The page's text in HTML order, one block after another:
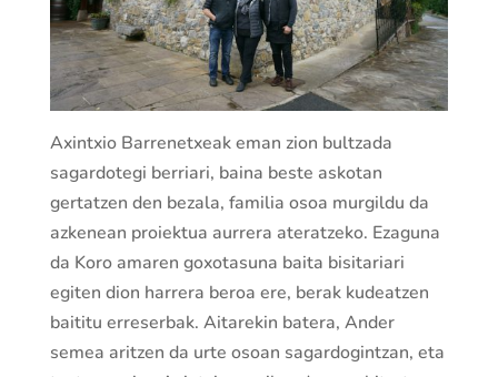
Axintxio Barrenetxeak eman zion bultzada
sagardotegi berriari, baina beste askotan
gertatzen den bezala, familia osoa murgildu da
azkenean proiektua aurrera ateratzeko. Ezaguna
da Koro amaren goxotasuna baita bisitariari
egiten dion harrera beroa ere, berak kudeatzen
baititu erreserbak. Aitarekin batera, Ander
semea aritzen da urte osoan sagardogintzan, eta